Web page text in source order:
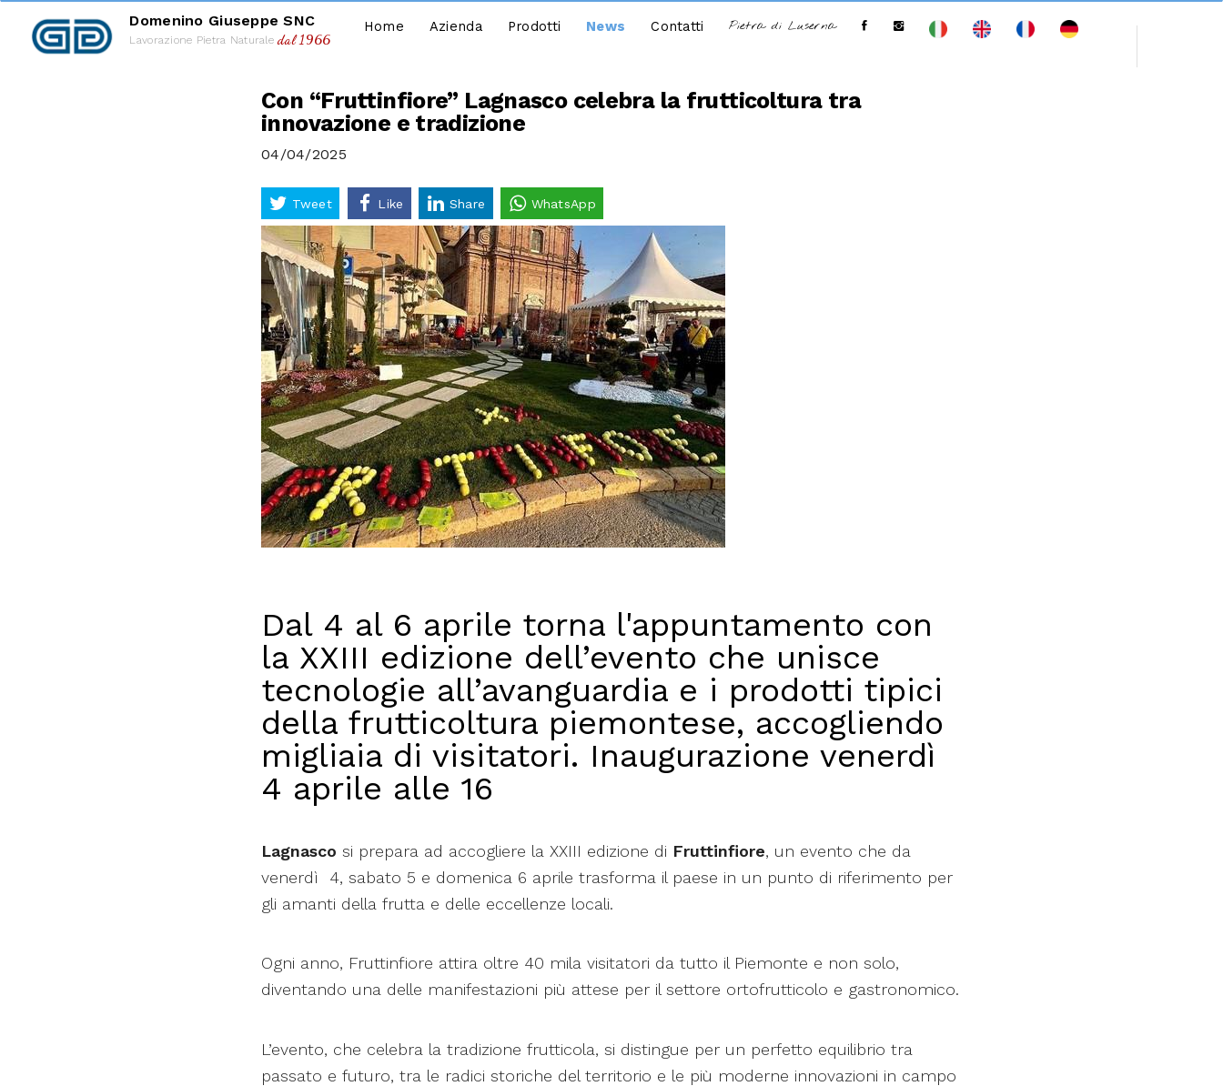
Domenino Giuseppe SNC
Lavorazione Pietra Naturaledal 1966
Home Azienda Prodotti News Contatti Pietra di Luserna
Con “Fruttinfiore” Lagnasco celebra la frutticoltura tra
innovazione e tradizione
04/04/2025
Tweet Like Share WhatsApp
Dal 4 al 6 aprile torna l'appuntamento con
la XXIII edizione dell’evento che unisce
tecnologie all’avanguardia e i prodotti tipici
della frutticoltura piemontese, accogliendo
migliaia di visitatori. Inaugurazione venerdì
4 aprile alle 16
Lagnasco si prepara ad accogliere la XXIII edizione di Fruttinfiore, un evento che da
venerdì 4, sabato 5 e domenica 6 aprile trasforma il paese in un punto di riferimento per
gli amanti della frutta e delle eccellenze locali.
Ogni anno, Fruttinfiore attira oltre 40 mila visitatori da tutto il Piemonte e non solo,
diventando una delle manifestazioni più attese per il settore ortofrutticolo e gastronomico.
L’evento, che celebra la tradizione frutticola, si distingue per un perfetto equilibrio tra
passato e futuro, tra le radici storiche del territorio e le più moderne innovazioni in campo